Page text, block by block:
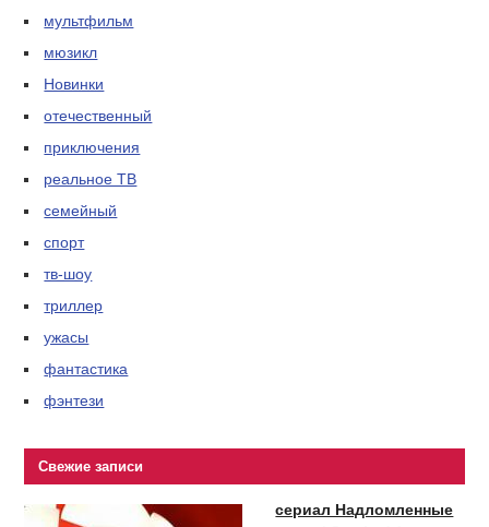
мультфильм
мюзикл
Новинки
отечественный
приключения
реальное ТВ
семейный
спорт
тв-шоу
триллер
ужасы
фантастика
фэнтези
Свежие записи
сериал Надломленные